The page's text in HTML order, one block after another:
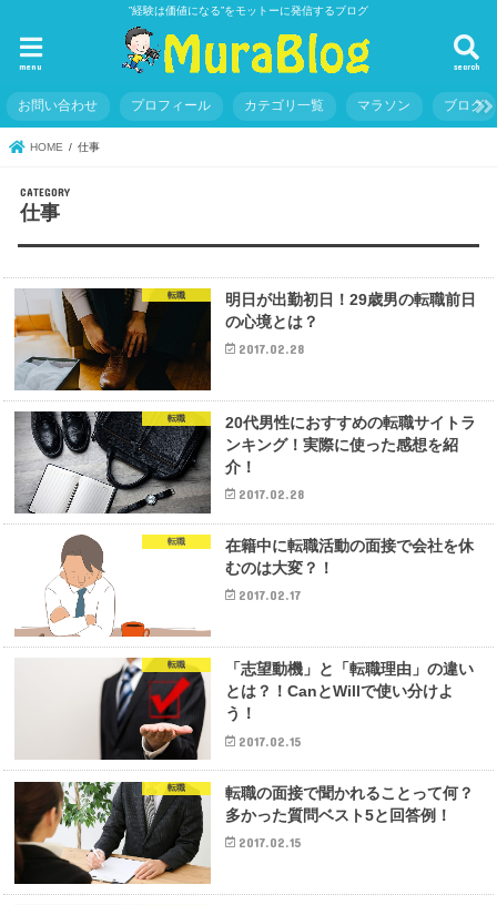
”経験は価値になる”をモットーに発信するブログ
search
menu
お問い合わせ プロフィール カテゴリ一覧 マラソン ブログ
HOME 仕事
仕事
転職
明日が出勤初日！29歳男の転職前日
の心境とは？
2017.02.28
転職
20代男性におすすめの転職サイトラ
ンキング！実際に使った感想を紹
介！
2017.02.28
転職
在籍中に転職活動の面接で会社を休
むのは大変？！
2017.02.17
転職
「志望動機」と「転職理由」の違い
とは？！CanとWillで使い分けよ
う！
2017.02.15
転職
転職の面接で聞かれることって何？
多かった質問ベスト5と回答例！
2017.02.15